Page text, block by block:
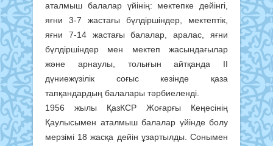
аталмыш балалар үйінің: мектепке дейінгі,
яғни 3-7 жастағы бүлдіршіндер, мектептік,
яғни 7-14 жастағы балалар, аралас, яғни
бүлдіршіндер мен мектеп жасындағылар
және арнаулы, толығын айтқанда ІІ
дүниежүзілік соғыс кезінде қаза
тапқандардың балалары тәрбиеленді.
1956 жылы ҚазКСР Жоғарғы Кеңесінің
Қаулысымен аталмыш балалар үйінде болу
мерзімі 18 жасқа дейін ұзартылды. Сонымен